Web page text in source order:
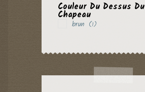
Couleur Du Dessus Du
Chapeau
brun (1)